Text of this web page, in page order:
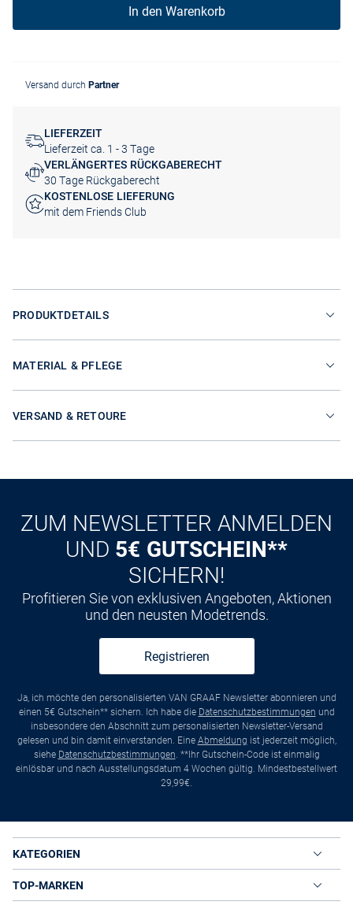
In den Warenkorb
Versand durch Partner
LIEFERZEIT
Lieferzeit ca. 1 - 3 Tage
VERLÄNGERTES RÜCKGABERECHT
30 Tage Rückgaberecht
KOSTENLOSE LIEFERUNG
mit dem Friends Club
PRODUKTDETAILS
MATERIAL & PFLEGE
VERSAND & RETOURE
ZUM NEWSLETTER ANMELDEN
UND 5€ GUTSCHEIN**
SICHERN!
Profitieren Sie von exklusiven Angeboten, Aktionen
und den neusten Modetrends.
Registrieren
Ja, ich möchte den personalisierten VAN GRAAF Newsletter abonnieren und
einen 5€ Gutschein** sichern. Ich habe die Datenschutzbestimmungen und
insbesondere den Abschnitt zum personalisierten Newsletter-Versand
gelesen und bin damit einverstanden. Eine Abmeldung ist jederzeit möglich,
siehe Datenschutzbestimmungen. **Ihr Gutschein-Code ist einmalig
einlösbar und nach Ausstellungsdatum 4 Wochen gültig. Mindestbestellwert
29,99€.
KATEGORIEN
TOP-MARKEN